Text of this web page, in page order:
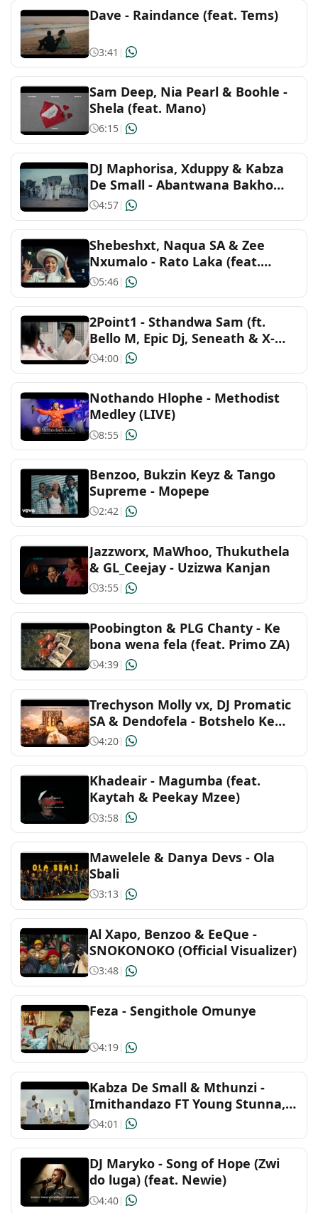
J-Pop
Latin
Malaysian
Mandopop & Cantopop
Metal
Pop
Reggae and caribbean
Soundtracks and musicals
Thai
Dave - Raindance (feat. Tems)
3:41 |
Sam Deep, Nia Pearl & Boohle -
Shela (feat. Mano)
6:15|
DJ Maphorisa, Xduppy & Kabza
De Small - Abantwana Bakho
(feat. Thatohatsi, Young Stunna
& Nkosazana Daughter)
4:57|
Shebeshxt, Naqua SA & Zee
Nxumalo - Rato Laka (feat.
Slidoo Man)
5:46|
2Point1 - Sthandwa Sam (ft.
Bello M, Epic Dj, Seneath & X-
Morizo) Official Music Video
4:00|
Nothando Hlophe - Methodist
Medley (LIVE)
8:55|
Benzoo, Bukzin Keyz & Tango
Supreme - Mopepe
2:42|
Jazzworx, MaWhoo, Thukuthela
& GL_Ceejay - Uzizwa Kanjan
3:55|
Poobington & PLG Chanty - Ke
bona wena fela (feat. Primo ZA)
4:39|
Trechyson Molly vx, DJ Promatic
SA & Dendofela - Botshelo Ke
Eng (Extended DJ Version ) by
Trechyson Molly vx, DJ Promatic
SA & Dendofela
4:20|
Khadeair - Magumba (feat.
Kaytah & Peekay Mzee)
3:58|
Mawelele & Danya Devs - Ola
Sbali
3:13 |
Al Xapo, Benzoo & EeQue -
SNOKONOKO (Official Visualizer)
3:48|
Feza - Sengithole Omunye
4:19|
Kabza De Small & Mthunzi -
Imithandazo FT Young Stunna,
DJ Maphorisa, Sizwe Alakine &
UmthakathiKush
4:01 |
DJ Maryko - Song of Hope (Zwi
do luga) (feat. Newie)
4:40|